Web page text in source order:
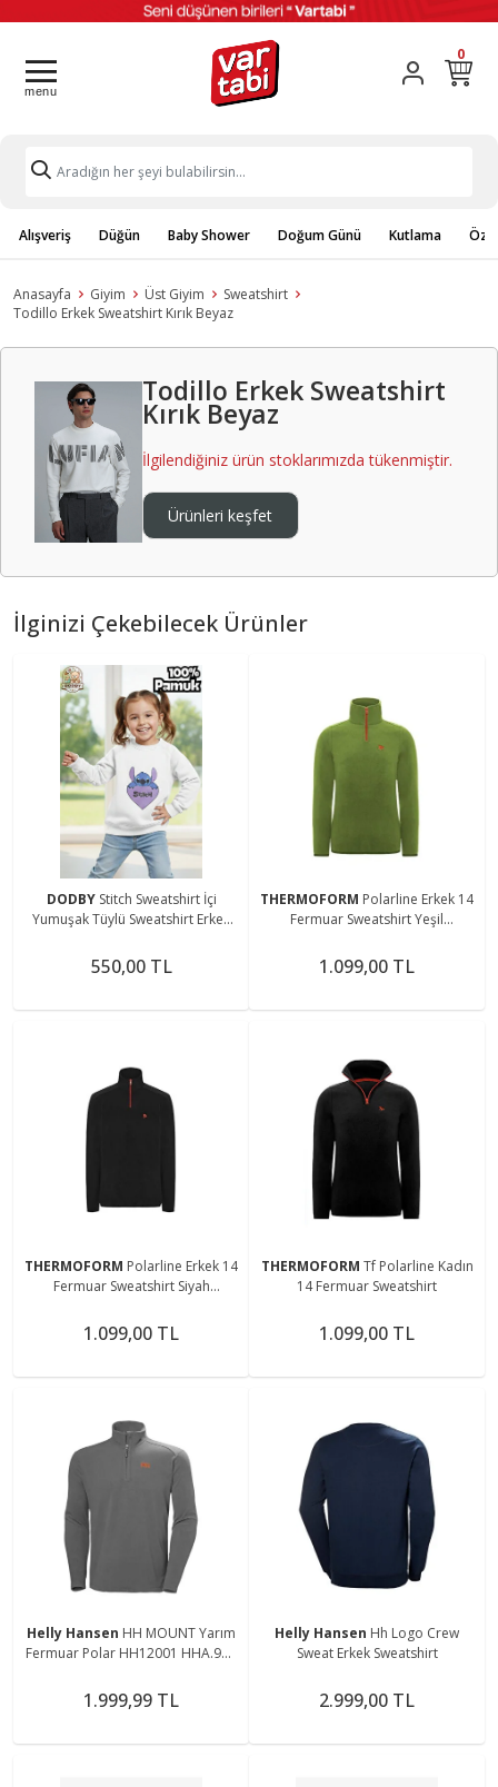
0
Alışveriş Düğün Baby Shower Doğum Günü Kutlama
Anasayfa Giyim Üst Giyim
Sweatshirt
Todillo Erkek Sweatshirt Kırık Beyaz
Todillo Erkek Sweatshirt
Kırık Beyaz
İlgilendiğiniz ürün stoklarımızda tükenmiştir.
Ürünleri keşfet
İlginizi Çekebilecek Ürünler
DODBY Stitch Sweatshirt İçi
Yumuşak Tüylü Sweatshirt Erkek
Stitch Kıyafet
550,00 TL
THERMOFORM Polarline Erkek 14
Fermuar Sweatshirt Yeşil
1.099,00 TL
THERMOFORM Polarline Erkek 14
Fermuar Sweatshirt Siyah
1.099,00 TL
THERMOFORM Tf Polarline Kadın
14 Fermuar Sweatshirt
1.099,00 TL
Helly Hansen HH MOUNT Yarım
Fermuar Polar HH12001 HHA.971
1.999,99 TL
Helly Hansen Hh Logo Crew
Sweat Erkek Sweatshirt
2.999,00 TL